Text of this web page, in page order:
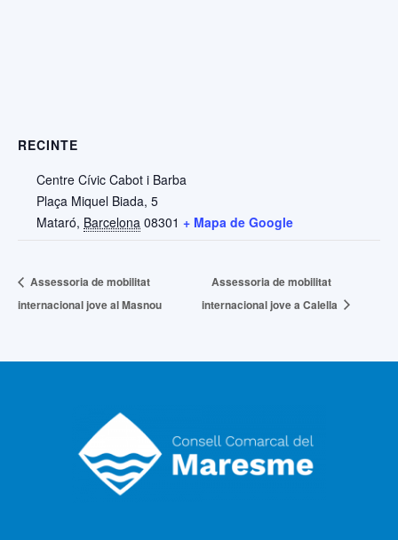
RECINTE
Centre Cívic Cabot i Barba
Plaça Miquel Biada, 5
Mataró, Barcelona 08301 + Mapa de Google
Assessoria de mobilitat
internacional jove al Masnou
Assessoria de mobilitat
internacional jove a Calella